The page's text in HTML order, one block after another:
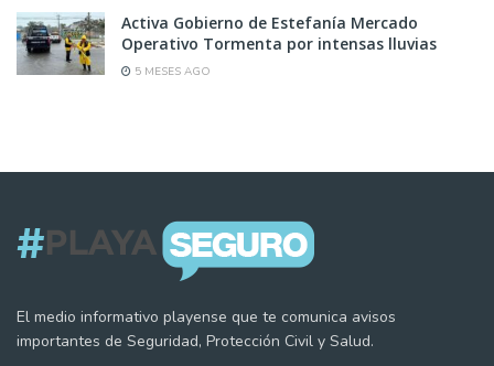
Activa Gobierno de Estefanía Mercado
Operativo Tormenta por intensas lluvias
5 MESES AGO
El medio informativo playense que te comunica avisos
importantes de Seguridad, Protección Civil y Salud.